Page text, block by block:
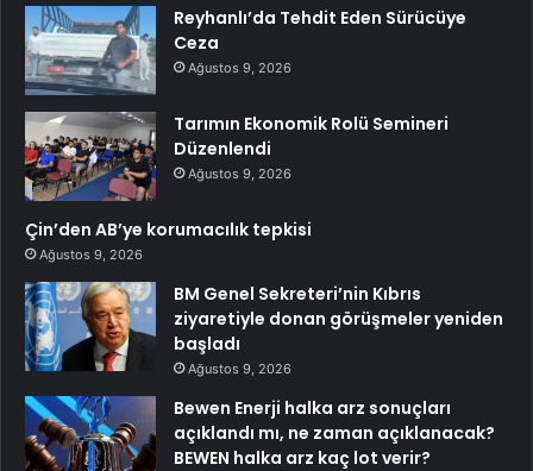
Reyhanlı’da Tehdit Eden Sürücüye
Ceza
Ağustos 9, 2026
Tarımın Ekonomik Rolü Semineri
Düzenlendi
Ağustos 9, 2026
Çin’den AB’ye korumacılık tepkisi
Ağustos 9, 2026
BM Genel Sekreteri’nin Kıbrıs
ziyaretiyle donan görüşmeler yeniden
başladı
Ağustos 9, 2026
Bewen Enerji halka arz sonuçları
açıklandı mı, ne zaman açıklanacak?
BEWEN halka arz kaç lot verir?